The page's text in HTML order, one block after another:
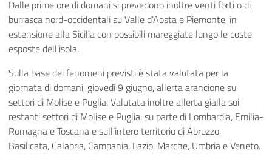
Dalle prime ore di domani si prevedono inoltre venti forti o di
burrasca nord-occidentali su Valle d’Aosta e Piemonte, in
estensione alla Sicilia con possibili mareggiate lungo le coste
esposte dell’isola.
Sulla base dei fenomeni previsti è stata valutata per la
giornata di domani, giovedì 9 giugno, allerta arancione su
settori di Molise e Puglia. Valutata inoltre allerta gialla sui
restanti settori di Molise e Puglia, su parte di Lombardia, Emilia-
Romagna e Toscana e sull’intero territorio di Abruzzo,
Basilicata, Calabria, Campania, Lazio, Marche, Umbria e Veneto.